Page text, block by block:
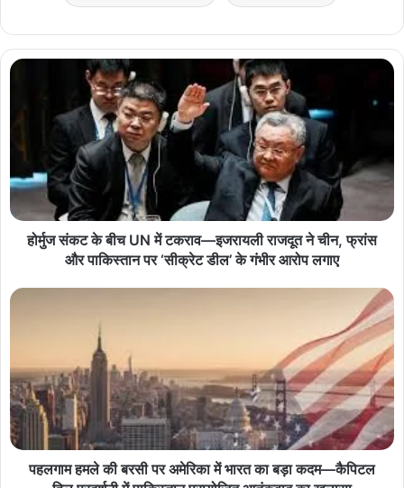
होर्मुज संकट के बीच UN में टकराव—इजरायली राजदूत ने चीन, फ्रांस
और पाकिस्तान पर ‘सीक्रेट डील’ के गंभीर आरोप लगाए
पहलगाम हमले की बरसी पर अमेरिका में भारत का बड़ा कदम—कैपिटल